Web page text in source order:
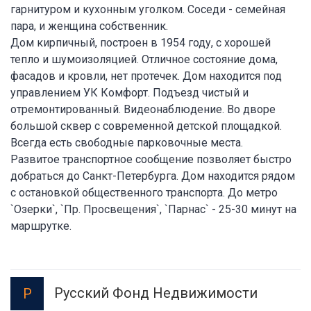
гарнитуром и кухонным уголком. Соседи - семейная
пара, и женщина собственник.
Дом кирпичный, построен в 1954 году, с хорошей
тепло и шумоизоляцией. Отличное состояние дома,
фасадов и кровли, нет протечек. Дом находится под
управлением УК Комфорт. Подъезд чистый и
отремонтированный. Видеонаблюдение. Во дворе
большой сквер с современной детской площадкой.
Всегда есть свободные парковочные места.
Развитое транспортное сообщение позволяет быстро
добраться до Санкт-Петербурга. Дом находится рядом
с остановкой общественного транспорта. До метро
`Озерки`, `Пр. Просвещения`, `Парнас` - 25-30 минут на
маршрутке.
Р Русский Фонд Недвижимости